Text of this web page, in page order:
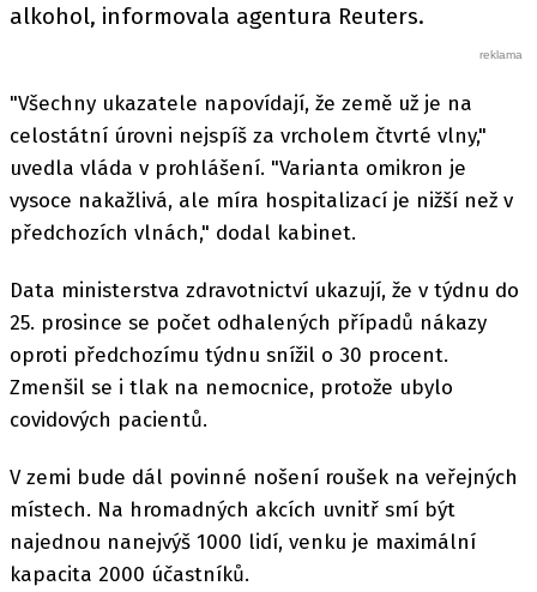
alkohol, informovala agentura Reuters.
"Všechny ukazatele napovídají, že země už je na
celostátní úrovni nejspíš za vrcholem čtvrté vlny,"
uvedla vláda v prohlášení. "Varianta omikron je
vysoce nakažlivá, ale míra hospitalizací je nižší než v
předchozích vlnách," dodal kabinet.
Data ministerstva zdravotnictví ukazují, že v týdnu do
25. prosince se počet odhalených případů nákazy
oproti předchozímu týdnu snížil o 30 procent.
Zmenšil se i tlak na nemocnice, protože ubylo
covidových pacientů.
V zemi bude dál povinné nošení roušek na veřejných
místech. Na hromadných akcích uvnitř smí být
najednou nanejvýš 1000 lidí, venku je maximální
kapacita 2000 účastníků.